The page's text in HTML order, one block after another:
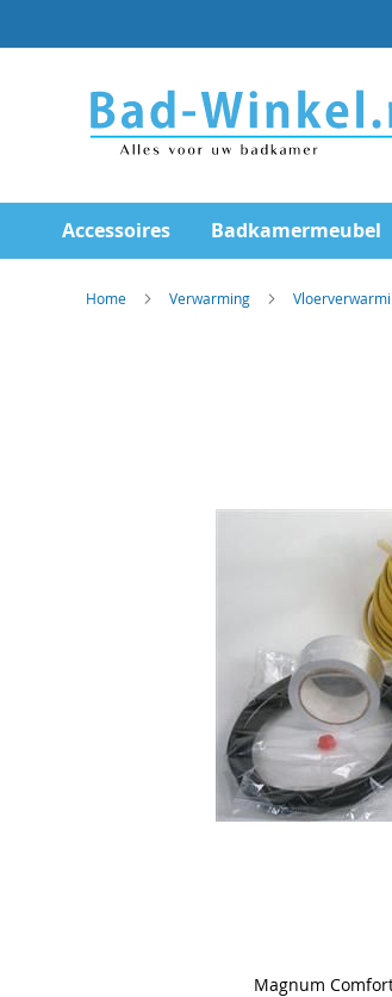
direct
naar
inhoud
Accessoires Badkamermeubel
Home Verwarming
Magnum